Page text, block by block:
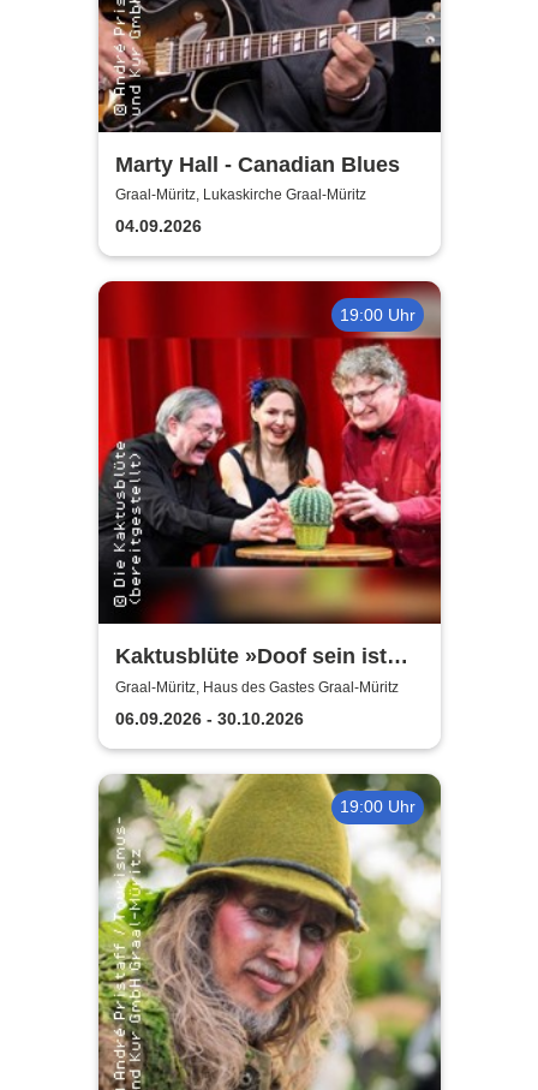
Marty Hall - Canadian Blues
Graal-Müritz, Lukaskirche Graal-Müritz
04.09.2026
19:00 Uhr
Kaktusblüte »Doof sein ist
schön«
Graal-Müritz, Haus des Gastes Graal-Müritz
06.09.2026 - 30.10.2026
19:00 Uhr